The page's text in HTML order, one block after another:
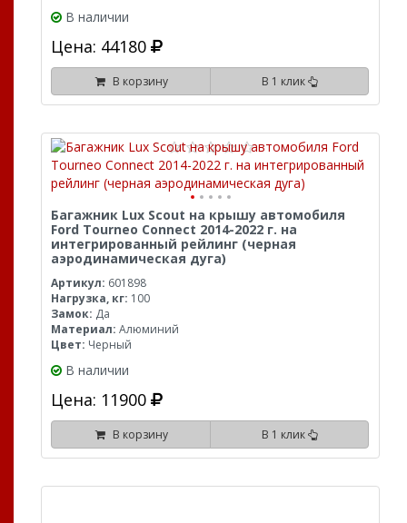
В наличии
Цена: 44180
В корзину В 1 клик
Багажник Lux Scout на крышу автомобиля
Ford Tourneo Connect 2014-2022 г. на
интегрированный рейлинг (черная
аэродинамическая дуга)
Артикул: 601898
Нагрузка, кг: 100
Замок: Да
Материал: Алюминий
Цвет: Черный
В наличии
Цена: 11900
В корзину В 1 клик